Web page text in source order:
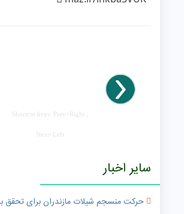
Shortcut keys: Prev=Right ,
Next=Left
سایر اخبار
حرکت منسجم شیلات مازندران برای تحقق